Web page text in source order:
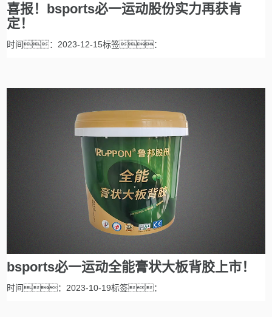
喜报！bsports必一运动股份实力再获肯
定！
时间：2023-12-15标签：
bsports必一运动全能膏状大板背胶上市！
时间：2023-10-19标签：